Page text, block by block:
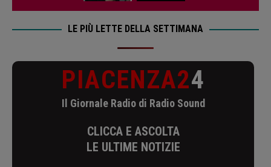
LE PIÙ LETTE DELLA SETTIMANA
PIACENZA24
Il Giornale Radio di Radio Sound
CLICCA E ASCOLTA
LE ULTIME NOTIZIE